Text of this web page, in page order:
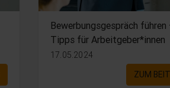
Bewerbungsgespräch führen
Tipps für Arbeitgeber*innen
17.05.2024
ZUM